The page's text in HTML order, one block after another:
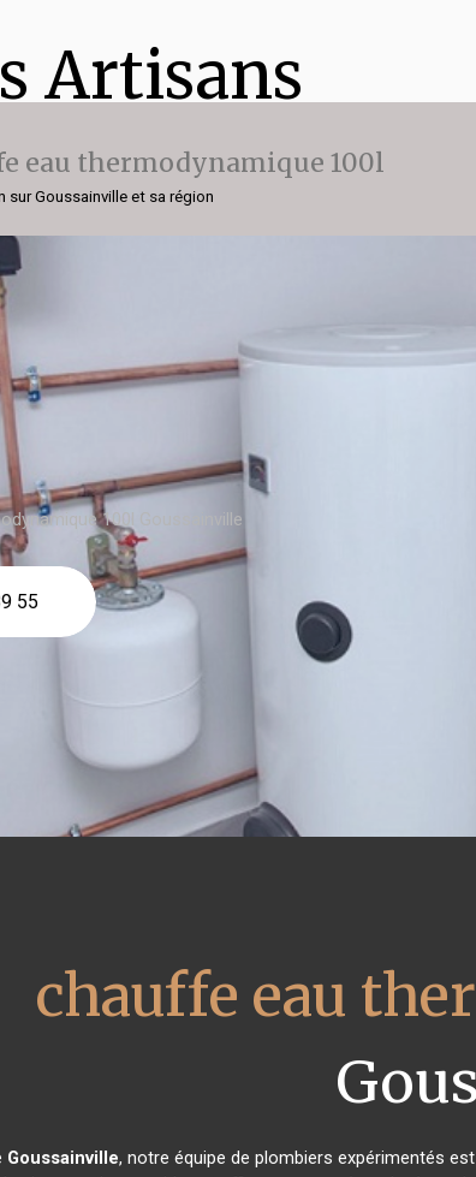
Artisans
eau thermodynamique 100l
sur Goussainville et sa région
100l Goussainville
55
chauffe eau
Goussainville, notre équipe de plombiers expérimentés